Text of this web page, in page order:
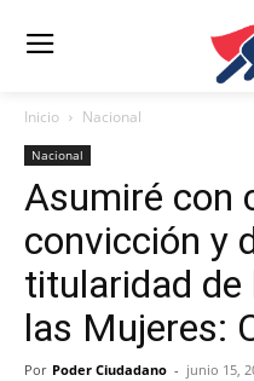
Inicio Nacional
Nacional
Asumiré con
convicción y
titularidad de
las Mujeres:
Por Poder Ciudadano - junio 15,